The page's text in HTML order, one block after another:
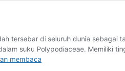
tersebar di seluruh dunia sebagai
suku Polypodiaceae. Memiliki
membaca